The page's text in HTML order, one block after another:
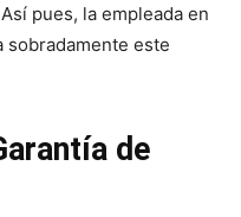
pues, la empleada en
sobradamente este
de